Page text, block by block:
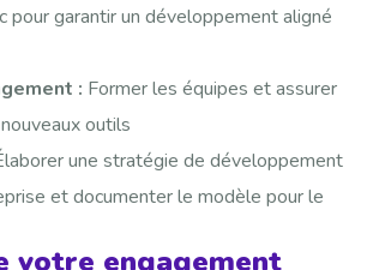
pour garantir un développement aligné
: Former les équipes et assurer
outils
une stratégie de développement
et documenter le modèle pour le
votre engagement